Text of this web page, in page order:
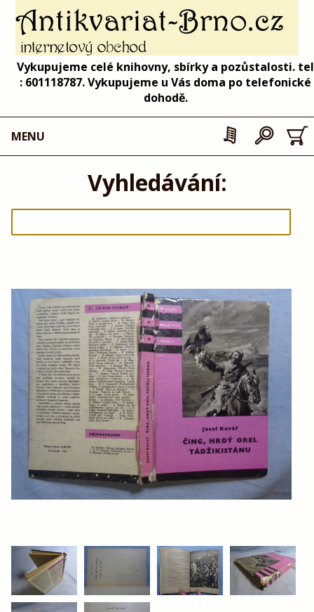
Vykupujeme celé knihovny, sbírky a pozůstalosti. tel
: 601118787. Vykupujeme u Vás doma po telefonické
dohodě.
MENU
Vyhledávání: